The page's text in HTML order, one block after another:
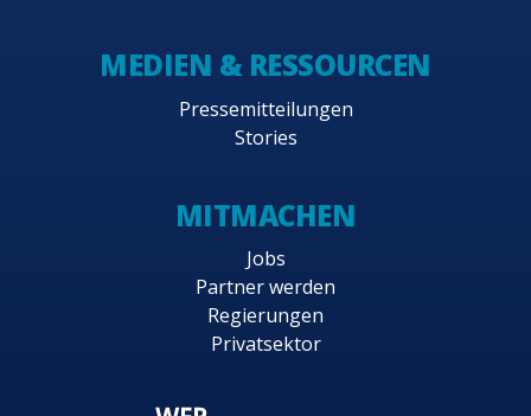
MEDIEN & RESSOURCEN
Pressemitteilungen
Stories
MITMACHEN
Jobs
Partner werden
Regierungen
Privatsektor